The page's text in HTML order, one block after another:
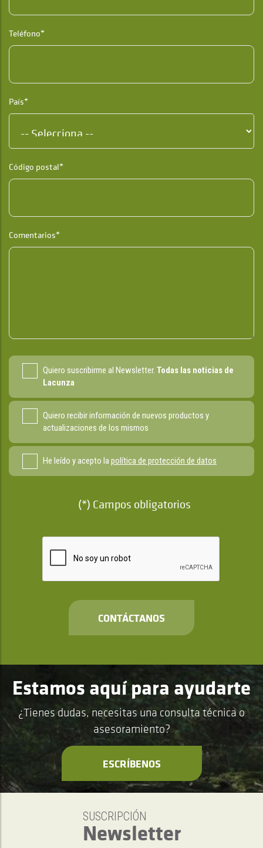
Teléfono*
País*
Código postal*
Comentarios*
Quiero suscribirme al Newsletter. Todas las noticias de
Lacunza
Quiero recibir información de nuevos productos y
actualizaciones de los mismos
He leído y acepto lapolítica de protección de datos
(*) Campos obligatorios
CONTÁCTANOS
Estamos aquí para ayudarte
¿Tienes dudas, necesitas una consulta técnica o
asesoramiento?
ESCRÍBENOS
SUSCRIPCIÓN
Newsletter